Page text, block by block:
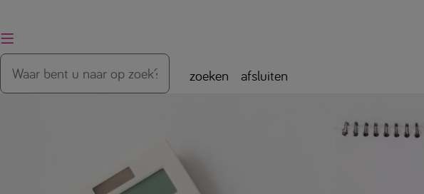
zoeken afsluiten